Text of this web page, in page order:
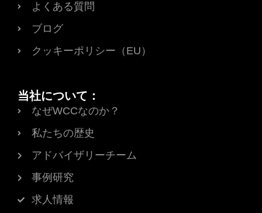
よくある質問
ブログ
クッキーポリシー（EU）
当社について：
なぜWCCなのか？
私たちの歴史
アドバイザリーチーム
事例研究
求人情報